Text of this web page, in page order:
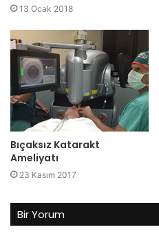
13 Ocak 2018
Bıçaksız Katarakt
Ameliyatı
23 Kasım 2017
Bir Yorum